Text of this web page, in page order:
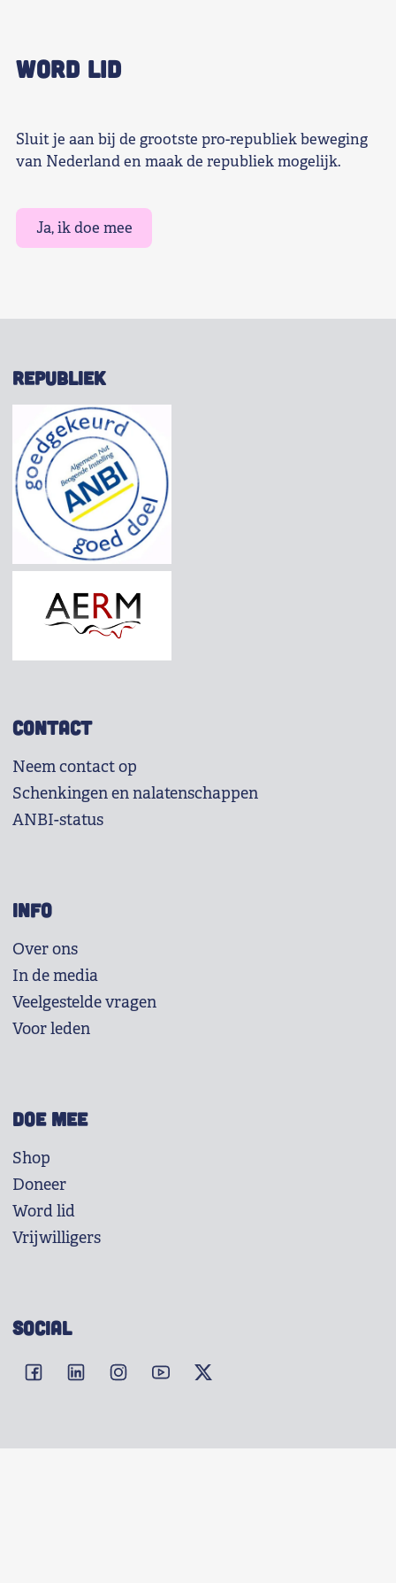
WORD LID
Sluit je aan bij de grootste pro-republiek beweging
van Nederland en maak de republiek mogelijk.
Ja, ik doe mee
REPUBLIEK
CONTACT
Neem contact op
Schenkingen en nalatenschappen
ANBI-status
INFO
Over ons
In de media
Veelgestelde vragen
Voor leden
DOE MEE
Shop
Doneer
Word lid
Vrijwilligers
SOCIAL